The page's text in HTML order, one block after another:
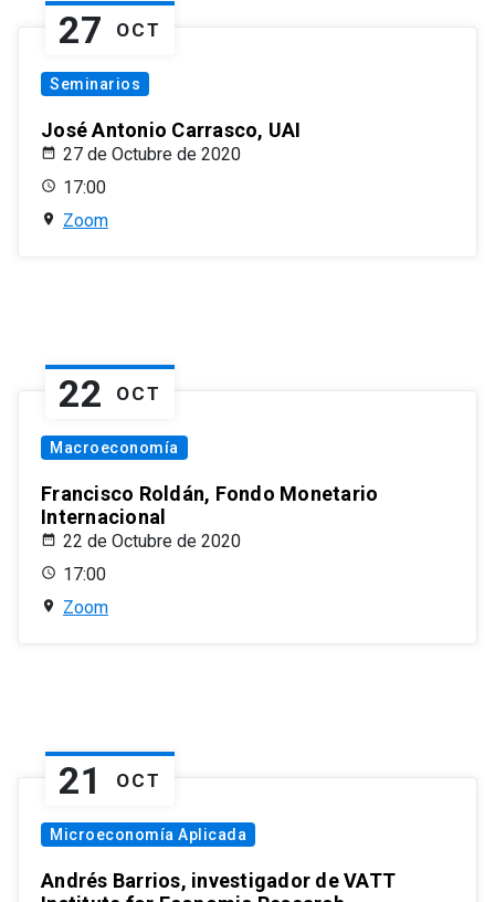
27 OCT
Seminarios
José Antonio Carrasco, UAI
27 de Octubre de 2020
17:00
Zoom
22 OCT
Macroeconomía
Francisco Roldán, Fondo Monetario
Internacional
22 de Octubre de 2020
17:00
Zoom
21 OCT
Microeconomía Aplicada
Andrés Barrios, investigador de VATT